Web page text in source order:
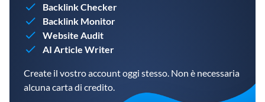
Backlink Checker
Backlink Monitor
Website Audit
AI Article Writer
Create il vostro account oggi stesso. Non è necessaria
alcuna carta di credito.